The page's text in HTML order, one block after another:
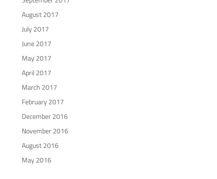
August 2017
July 2017
June 2017
May 2017
April 2017
March 2017
February 2017
December 2016
November 2016
August 2016
May 2016